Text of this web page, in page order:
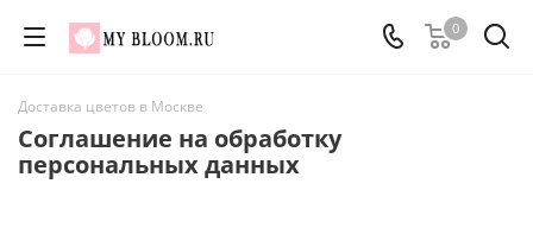
0
Доставка цветов в Москве
Соглашение на обработку
персональных данных